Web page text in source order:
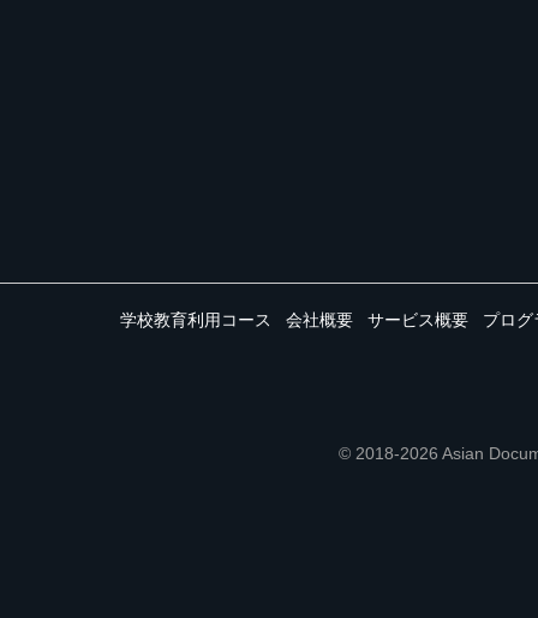
学校教育利用コース 会社概要 サービス概要 プログ
© 2018-2026 Asian